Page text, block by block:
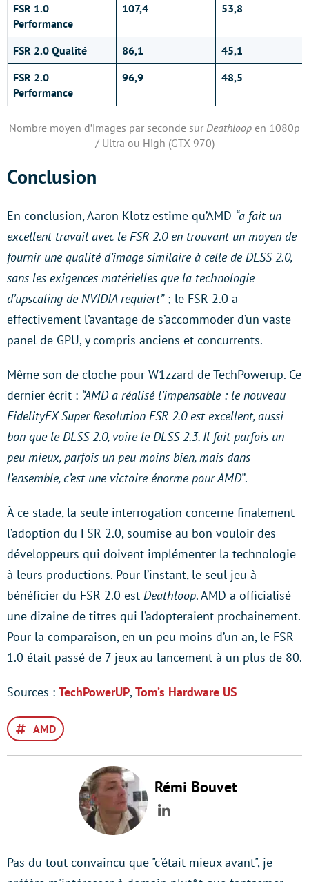
FSR 1.0
Performance
107,4 53,8
FSR 2.0 Qualité 86,1
45,1
FSR 2.0
Performance
96,9 48,5
Nombre moyen d’images par seconde sur Deathloop en 1080p
/ Ultra ou High (GTX 970)
Conclusion
En conclusion, Aaron Klotz estime qu’AMD “a fait un
excellent travail avec le FSR 2.0 en trouvant un moyen de
fournir une qualité d’image similaire à celle de DLSS 2.0,
sans les exigences matérielles que la technologie
d’upscaling de NVIDIA requiert”; le FSR 2.0 a
effectivement l’avantage de s’accommoder d’un vaste
panel de GPU, y compris anciens et concurrents.
Même son de cloche pour W1zzard de TechPowerup. Ce
dernier écrit : “AMD a réalisé l’impensable : le nouveau
FidelityFX Super Resolution FSR 2.0 est excellent, aussi
bon que le DLSS 2.0, voire le DLSS 2.3. Il fait parfois un
peu mieux, parfois un peu moins bien, mais dans
l’ensemble, c’est une victoire énorme pour AMD”.
À ce stade, la seule interrogation concerne finalement
l’adoption du FSR 2.0, soumise au bon vouloir des
développeurs qui doivent implémenter la technologie
à leurs productions. Pour l’instant, le seul jeu à
bénéficier du FSR 2.0 est Deathloop. AMD a officialisé
une dizaine de titres qui l’adopteraient prochainement.
Pour la comparaison, en un peu moins d’un an, le FSR
1.0 était passé de 7 jeux au lancement à un plus de 80.
Sources : TechPowerUP,Tom’s Hardware US
AMD
Rémi Bouvet
LinkedIn
Pas du tout convaincu que "c'était mieux avant", je